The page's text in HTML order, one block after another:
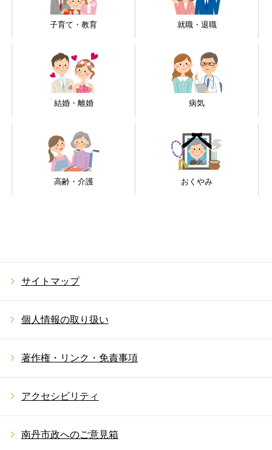
子育て・教育 就職・退職
結婚・離婚 病気
高齢・介護 おくやみ
サイトマップ
個人情報の取り扱い
著作権・リンク・免責事項
アクセシビリティ
南丹市政へのご意見箱